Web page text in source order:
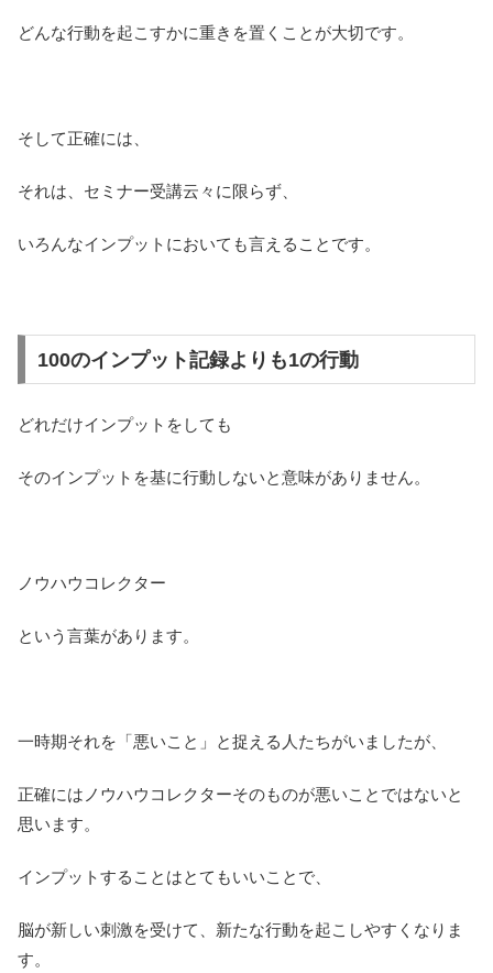
どんな行動を起こすかに重きを置くことが大切です。
そして正確には、
それは、セミナー受講云々に限らず、
いろんなインプットにおいても言えることです。
100のインプット記録よりも1の行動
どれだけインプットをしても
そのインプットを基に行動しないと意味がありません。
ノウハウコレクター
という言葉があります。
一時期それを「悪いこと」と捉える人たちがいましたが、
正確にはノウハウコレクターそのものが悪いことではないと
思います。
インプットすることはとてもいいことで、
脳が新しい刺激を受けて、新たな行動を起こしやすくなりま
す。